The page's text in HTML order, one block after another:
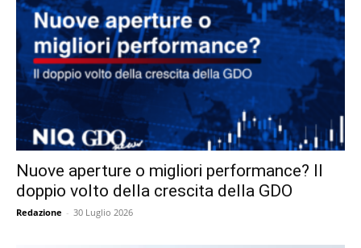
Nuove aperture o migliori performance? Il
doppio volto della crescita della GDO
Redazione - 30 Luglio 2026